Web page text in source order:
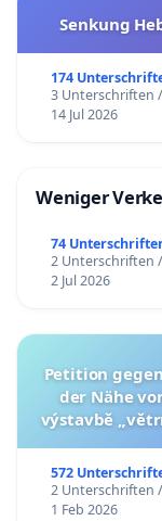
Senkung
174
3 Unterschriften
14 Jul 2026
Weniger
74
2 Unterschriften
2 Jul 2026
Petition
der Nähe
výstavbě
572
2 Unterschriften
1 Feb 2026